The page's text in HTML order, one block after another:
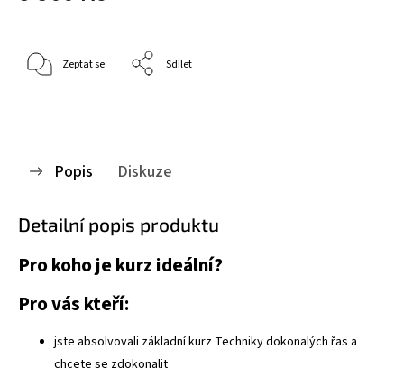
Zeptat se Sdílet
Popis Diskuze
Detailní popis produktu
Pro koho je kurz ideální?
Pro vás kteří:
jste absolvovali základní kurz Techniky dokonalých řas a
chcete se zdokonalit